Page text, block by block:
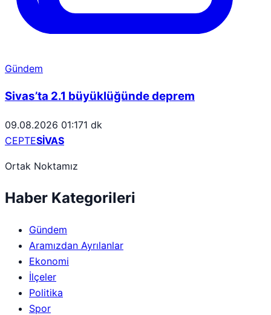
Gündem
Sivas’ta 2.1 büyüklüğünde deprem
09.08.2026 01:171 dk
CEPTESİVAS
Ortak Noktamız
Haber Kategorileri
Gündem
Aramızdan Ayrılanlar
Ekonomi
İlçeler
Politika
Spor